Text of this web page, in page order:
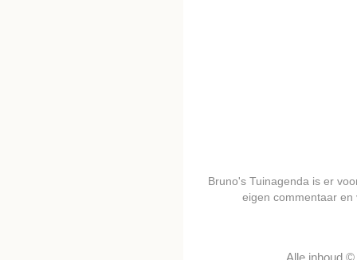
Bruno's Tuinagenda is er
eigen commentaar
Alle inhoud